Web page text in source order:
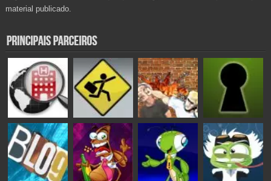
material publicado.